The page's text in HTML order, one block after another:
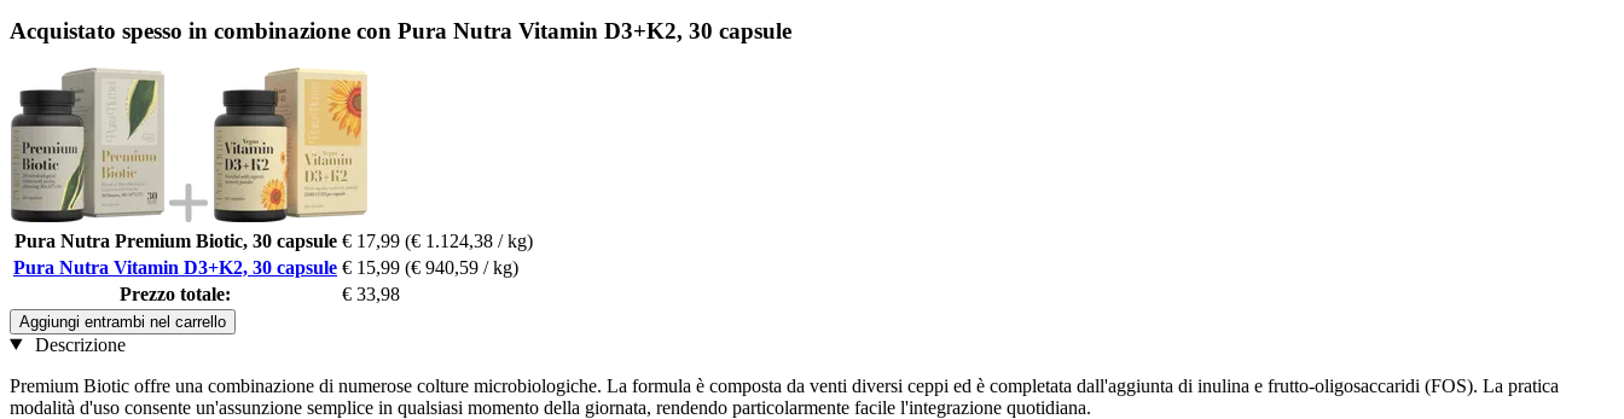
Acquistato spesso in combinazione con Pura Nutra Vitamin D3+K2, 30 capsule
Pura Nutra Premium Biotic, 30 capsule € 17,99 (€ 1.124,38 / kg)
Pura Nutra Vitamin D3+K2, 30 capsule € 15,99 (€ 940,59 / kg)
Prezzo totale:
€ 33,98
Aggiungi entrambi nel carrello
Descrizione
Premium Biotic offre una combinazione di numerose colture microbiologiche. La formula è composta da venti diversi ceppi ed è completata dall'aggiunta di inulina e frutto-oligosaccaridi (FOS). La pratica
modalità d'uso consente un'assunzione semplice in qualsiasi momento della giornata, rendendo particolarmente facile l'integrazione quotidiana.